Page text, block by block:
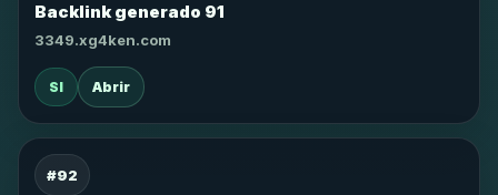
Backlink generado 91
3349.xg4ken.com
SI Abrir
#92